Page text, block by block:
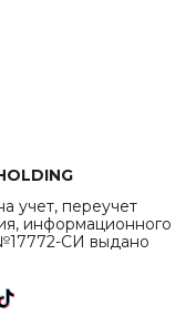
учет, переучет
информационного
СИ выдано